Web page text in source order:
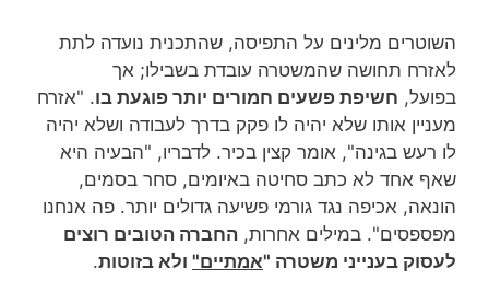
השוטרים מלינים על התפיסה, שהתכנית נועדה לתת
לאזרח תחושה שהמשטרה עובדת בשבילו; אך
בפועל, חשיפת פשעים חמורים יותר פוגעת בו. "אזרח
מעניין אותו שלא יהיה לו פקק בדרך לעבודה ושלא יהיה
לו רעש בגינה", אומר קצין בכיר. לדבריו, "הבעיה היא
שאף אחד לא כתב סחיטה באיומים, סחר בסמים,
הונאה, אכיפה נגד גורמי פשיעה גדולים יותר. פה אנחנו
מפספסים". במילים אחרות, החברה הטובים רוצים
לעסוק בענייני משטרה "אמתיים" ולא בזוטות.